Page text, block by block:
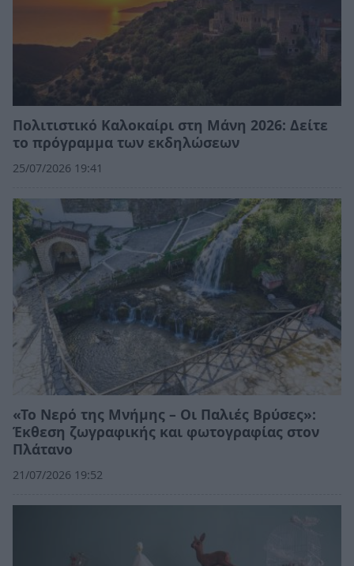
Πολιτιστικό Καλοκαίρι στη Μάνη 2026: Δείτε
το πρόγραμμα των εκδηλώσεων
25/07/2026 19:41
«Το Νερό της Μνήμης – Οι Παλιές Βρύσες»:
Έκθεση ζωγραφικής και φωτογραφίας στον
Πλάτανο
21/07/2026 19:52